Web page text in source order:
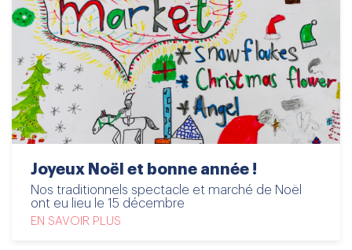
Joyeux Noël et bonne année !
Nos traditionnels spectacle et marché de Noël
ont eu lieu le 15 décembre
EN SAVOIR PLUS